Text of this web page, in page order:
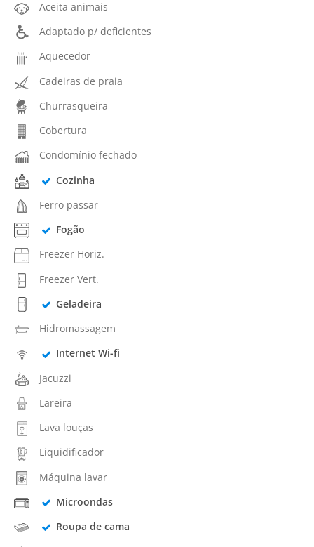
Aceita animais
Adaptado p/ deficientes
Aquecedor
Cadeiras de praia
Churrasqueira
Cobertura
Condomínio fechado
Cozinha
Ferro passar
Fogão
Freezer Horiz.
Freezer Vert.
Geladeira
Hidromassagem
Internet Wi-fi
Jacuzzi
Lareira
Lava louças
Liquidificador
Máquina lavar
Microondas
Roupa de cama